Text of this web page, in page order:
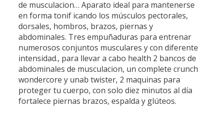
de musculacion… Aparato ideal para mantenerse
en forma tonif icando los músculos pectorales,
dorsales, hombros, brazos, piernas y
abdominales. Tres empuñaduras para entrenar
numerosos conjuntos musculares y con diferente
intensidad., para llevar a cabo health 2 bancos de
abdominales de musculacion, un complete crunch
wondercore y unab twister, 2 maquinas para
proteger tu cuerpo, con solo diez minutos al día
fortalece piernas brazos, espalda y glúteos.